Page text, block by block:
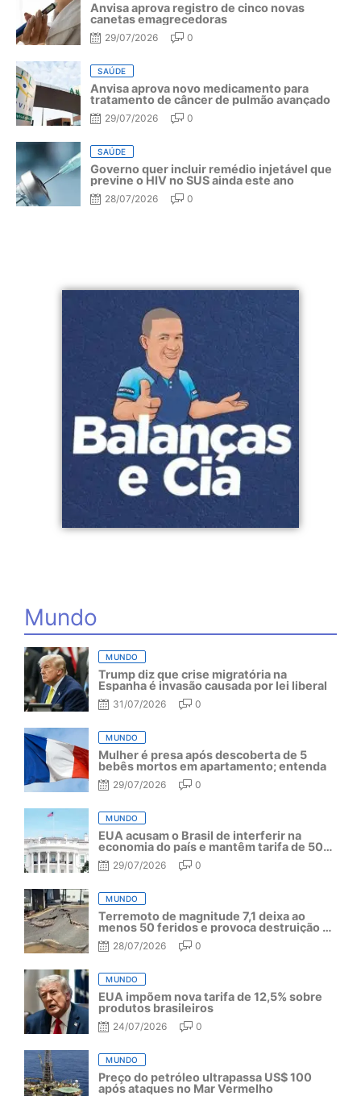
Anvisa aprova registro de cinco novas
canetas emagrecedoras
29/07/2026 0
SAÚDE
Anvisa aprova novo medicamento para
tratamento de câncer de pulmão avançado
29/07/2026 0
SAÚDE
Governo quer incluir remédio injetável que
previne o HIV no SUS ainda este ano
28/07/2026 0
Mundo
MUNDO
Trump diz que crise migratória na
Espanha é invasão causada por lei liberal
31/07/2026 0
MUNDO
Mulher é presa após descoberta de 5
bebês mortos em apartamento; entenda
29/07/2026 0
MUNDO
EUA acusam o Brasil de interferir na
economia do país e mantêm tarifa de 50%
por mais um ano
29/07/2026 0
MUNDO
Terremoto de magnitude 7,1 deixa ao
menos 50 feridos e provoca destruição no
Japão
28/07/2026 0
MUNDO
EUA impõem nova tarifa de 12,5% sobre
produtos brasileiros
24/07/2026 0
MUNDO
Preço do petróleo ultrapassa US$ 100
após ataques no Mar Vermelho